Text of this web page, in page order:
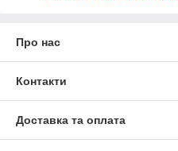
Про нас
Контакти
Доставка та оплата